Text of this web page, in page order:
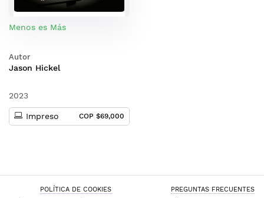
Menos es Más
Autor
Jason Hickel
2023
Impreso COP $69,000
POLÍTICA DE COOKIES
PREGUNTAS FRECUENTES